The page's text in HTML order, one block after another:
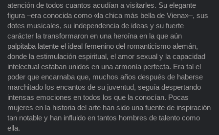
atención de todos cuantos acudían a visitarles. Su elegante
figura –era conocida como «la chica más bella de Viena»–, sus
dotes musicales, su independencia de ideas y su fuerte
carácter la transformaron en una heroína en la que aún
palpitaba latente el ideal femenino del romanticismo alemán,
donde la estimulación espiritual, el amor sexual y la capacidad
intelectual estaban unidos en una armonía perfecta. Era tal el
poder que encarnaba que, muchos años después de haberse
marchitado los encantos de su juventud, seguía despertando
intensas emociones en todos los que la conocían. Pocas
mujeres en la historia del arte han sido una fuente de inspiración
tan notable y han influido en tantos hombres de talento como
ella.